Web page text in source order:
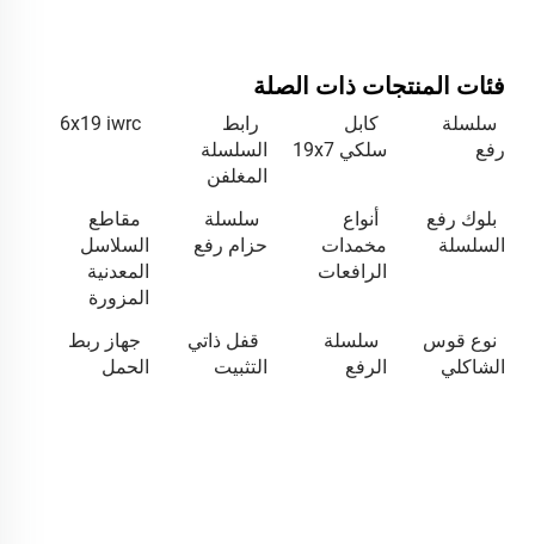
فئات المنتجات ذات الصلة
سلسلة
رفع
كابل
سلكي 19x7
رابط
السلسلة
المغلفن
6x19 iwrc
بلوك رفع
السلسلة
أنواع
مخمدات
الرافعات
سلسلة
حزام رفع
مقاطع
السلاسل
المعدنية
المزورة
نوع قوس
الشاكلي
سلسلة
الرفع
قفل ذاتي
التثبيت
جهاز ربط
الحمل